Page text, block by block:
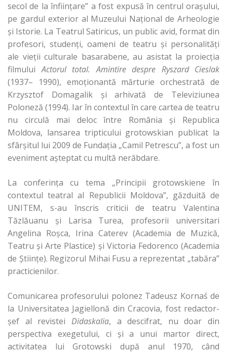
secol de la înfiinţare” a fost expusă în centrul oraşului,
pe gardul exterior al Muzeului Naţional de Arheologie
şi Istorie. La Teatrul Satiricus, un public avid, format din
profesori, studenţi, oameni de teatru şi personalităţi
ale vieţii culturale basarabene, au asistat la proiecţia
filmuluiActorul total. Amintire despre Ryszard Cieslak
(1937– 1990), emoţionantă mărturie orchestrată de
Krzysztof Domagalik şi arhivată de Televiziunea
Poloneză (1994). Iar în contextul în care cartea de teatru
nu circulă mai deloc între România şi Republica
Moldova, lansarea tripticului grotowskian publicat la
sfârşitul lui 2009 de Fundaţia „Camil Petrescu”, a fost un
eveniment aşteptat cu multă nerăbdare.
La conferinţa cu tema „Principii grotowskiene în
contextul teatral al Republicii Moldova”, găzduită de
UNITEM, s-au înscris criticii de teatru Valentina
Tăzlăuanu şi Larisa Turea, profesorii universitari
Angelina Roşca, Irina Caterev (Academia de Muzică,
Teatru şi Arte Plastice) şi Victoria Fedorenco (Academia
de Ştiinţe). Regizorul Mihai Fusu a reprezentat „tabăra”
practicienilor.
Comunicarea profesorului polonez Tadeusz Kornaś de
la Universitatea Jagiellonă din Cracovia, fost redactor-
şef al revistei Didaskalia, a descifrat, nu doar din
perspectiva exegetului, ci şi a unui martor direct,
activitatea lui Grotowski după anul 1970, când